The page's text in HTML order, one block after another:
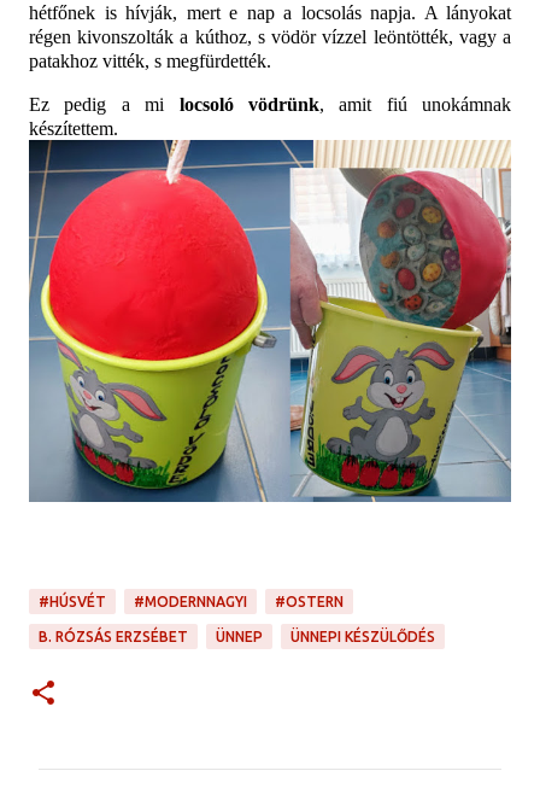
hétfőnek is hívják, mert e nap a locsolás napja. A lányokat
régen kivonszolták a kúthoz, s vödör vízzel leöntötték, vagy a
patakhoz vitték, s megfürdették.
Ez pedig a mi locsoló vödrünk, amit fiú unokámnak
készítettem.
#HÚSVÉT #MODERNNAGYI #OSTERN
B. RÓZSÁS ERZSÉBET ÜNNEP ÜNNEPI KÉSZÜLŐDÉS